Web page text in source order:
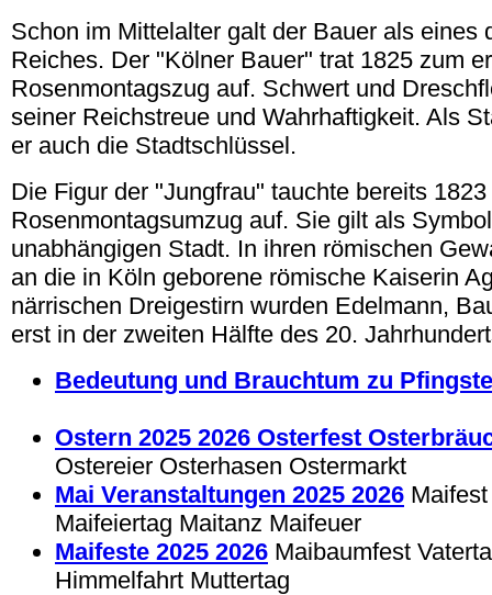
Schon im Mittelalter galt der Bauer als eines
Reiches. Der "Kölner Bauer" trat 1825 zum
Rosenmontagszug auf. Schwert und
seiner Reichstreue und Wahrhaftigkeit. Als
er auch die Stadtschlüssel.
Die Figur der "Jungfrau" tauchte bereits
Rosenmontagsumzug auf. Sie gilt als
unabhängigen Stadt. In ihren römischen
an die in Köln geborene römische Kaiserin
närrischen Dreigestirn wurden Edelmann,
erst in der zweiten Hälfte des 20.
Bedeutung und Brauchtum zu
Ostern 2025 2026 Osterfest
Ostereier Osterhasen Ostermarkt
Mai Veranstaltungen 2025 2026
Maifeiertag Maitanz Maifeuer
Maifeste 2025 2026 Maibaumfest
Himmelfahrt Muttertag